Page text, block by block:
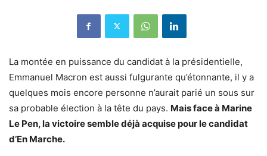
La montée en puissance du candidat à la présidentielle,
Emmanuel Macron est aussi fulgurante qu’étonnante, il y a
quelques mois encore personne n’aurait parié un sous sur
sa probable élection à la tête du pays. Mais face à Marine
Le Pen, la victoire semble déjà acquise pour le candidat
d’En Marche.